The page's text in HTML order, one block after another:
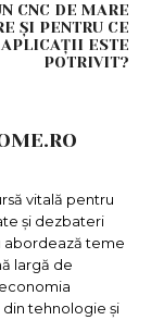
CNC DE MARE
ȘI PENTRU CE
APLICAȚII ESTE
POTRIVIT?
vitală pentru
și dezbateri
abordează teme
largă de
din tehnologie și